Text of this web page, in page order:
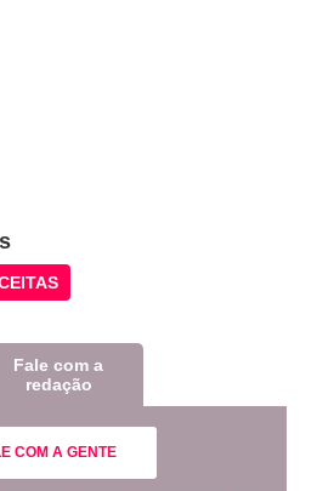
Fale com a
redação
COM A GENTE